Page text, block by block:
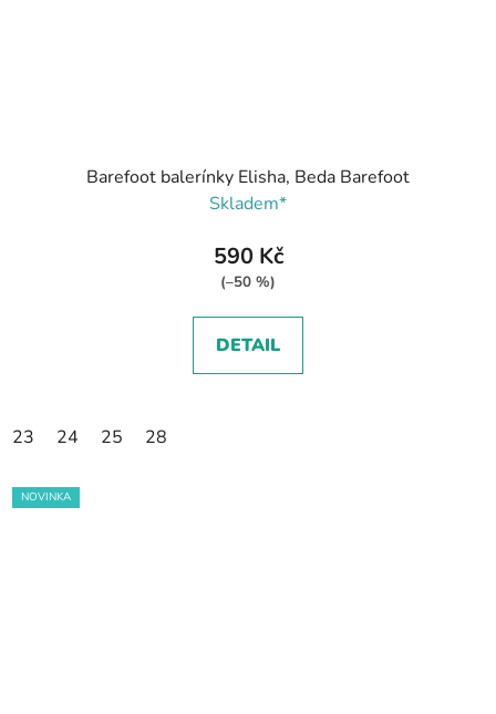
Barefoot balerínky Elisha, Beda Barefoot
Skladem*
590 Kč
(–50 %)
DETAIL
23 24 25 28
NOVINKA